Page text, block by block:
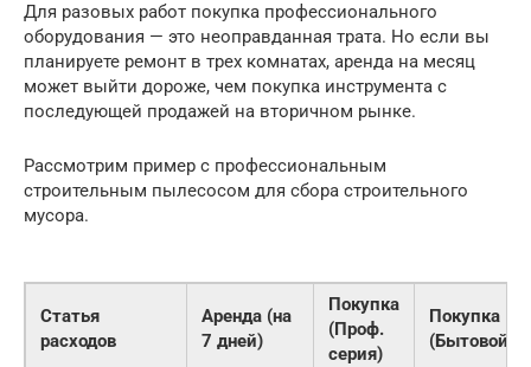
Для разовых работ покупка профессионального
оборудования — это неоправданная трата. Но если вы
планируете ремонт в трех комнатах, аренда на месяц
может выйти дороже, чем покупка инструмента с
последующей продажей на вторичном рынке.
Рассмотрим пример с профессиональным
строительным пылесосом для сбора строительного
мусора.
Статья
расходов
Аренда (на
7 дней)
Покупка
(Проф.
серия)
Покупка
(Бытовой)